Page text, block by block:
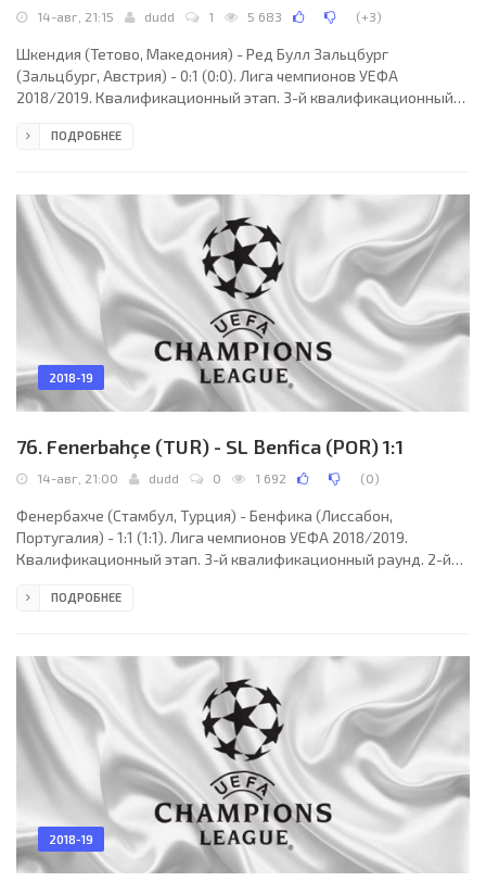
14-авг, 21:15 dudd 1 5 683 (+3)
Шкендия (Тетово, Македония) - Ред Булл Зальцбург
(Зальцбург, Австрия) - 0:1 (0:0). Лига чемпионов УЕФА
2018/2019. Квалификационный этап. 3-й квалификационный
Скопье, Македония. Облачно. +27°C. Стадион Филип II Арена.
Теодорос Георгиу (Венгрия). Резервный судья: Петер Шоймоши
(Веспрем, Венгрия). Шкендия (Тетово): 1.
ПОДРОБНЕЕ
2018-19
76. Fenerbahçe (TUR) - SL Benfica (POR) 1:1
14-авг, 21:00 dudd 0 1 692 (0)
Фенербахче (Стамбул, Турция) - Бенфика (Лиссабон,
Португалия) - 1:1 (1:1). Лига чемпионов УЕФА 2018/2019.
Квалификационный этап. 3-й квалификационный раунд. 2-й
Турция. Ясно. +26°C. Стадион Шюкрю Сараджоглу. 42245
Андраж Ковачич (Словения). Резервный судья: Роберто Понис
(Словения). Фенербахче (Стамбул): 1. Волкан
ПОДРОБНЕЕ
2018-19